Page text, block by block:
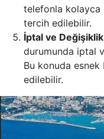
telefonla kolayca
tercih edilebilir.
İptal ve Değişiklik
durumunda iptal
Bu konuda
edilebilir.